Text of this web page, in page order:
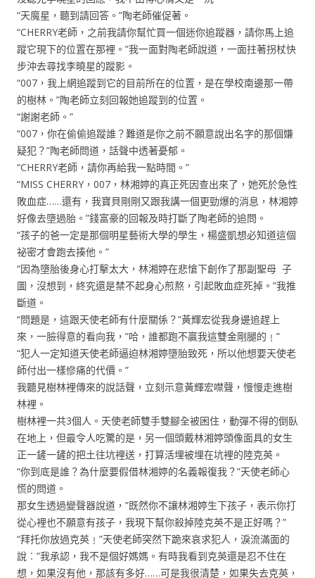
“天魔星，聽到請回答。”陶老師催促著。
“CHERRY老師，之前我請你幫忙買一個迷你追蹤器，請你馬上追
蹤它現下的位置在那裡。”我一面對陶老師說道，一面拄著拐杖快
步沖去尋找李曉星的蹤影。
“007，我上網追蹤到它的目前所在的位置，是在學校南邊那一帶
的樹林。”陶老師立刻回報她追蹤到的位置。
“謝謝老師。”
“007，你在偷偷追蹤誰？難道是你之前不願意說出名字的那個嫌
疑犯？”陶老師問道，話聲中透著憂郁。
“CHERRY老師，請你再給我一點時間。”
“MISS CHERRY，007，林湘婷的真正死因查出來了，她死於急性
敗血症……還有，我寶貝剛剛又跟我講一個更勁爆的消息，林湘婷
好像去墮過胎。”錢富豪的回報及時打斷了陶老師的追問。
“孩子的爸一定是那個明星藝術大學的學生，楊盛凱想必知道這個
祕密才會跑去揍他。”
“因為墮胎後身心打擊太大，林湘婷在悲愴下創作了那副聖母 子
圖，沒想到，終究還是禁不起身心煎熬，引起敗血症死掉。”我推
斷道。
“問題是，這跟天使老師有什麼關係？”黃輝宏從我身邊追趕上
來，一臉得意的看向我，”哈，誰都跑不贏我這雙金剛腿的﹗”
“犯人一定知道天使老師逼迫林湘婷墮胎致死，所以他想要天使老
師付出一樣慘痛的代價。”
我聽見樹林裡傳來的說話聲，立刻示意黃輝宏噤聲，慢慢走進樹
林裡。
樹林裡一共3個人。天使老師雙手雙腳全被困住，動彈不得的倒臥
在地上，但最令人吃驚的是，另一個頭戴林湘婷頭像面具的女生
正一鏟一鏟的把土往坑裡送，打算活埋被埋在坑裡的陸克英。
“你到底是誰？為什麼要假借林湘婷的名義報復我？”天使老師心
慌的問道。
那女生透過變聲器說道，”既然你不讓林湘婷生下孩子，表示你打
從心裡也不願意有孩子，我現下幫你殺掉陸克英不是正好嗎？”
“拜托你放過克英﹗”天使老師突然下跪來哀求犯人，淚流滿面的
說︰”我承認，我不是個好媽媽。有時我看到克英還是忍不住在
想，如果沒有他，那該有多好……可是我很清楚，如果失去克英，